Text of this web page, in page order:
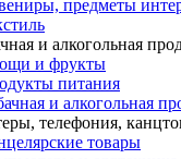
предметы
и алкогольная
и фрукты
питания
и алкогольная
телефония,
товары